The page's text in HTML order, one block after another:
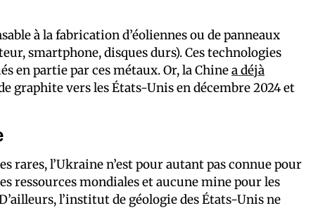
à la fabrication d’éoliennes ou de panneaux
smartphone, disques durs). Ces technologies
en partie par ces métaux. Or, la Chinea déjà
graphite vers les États-Unis en décembre 2024 et
rares, l’Ukraine n’est pour autant pas connue pour
ressources mondiales et aucune mine pour les
l’institut de géologie des États-Unis ne